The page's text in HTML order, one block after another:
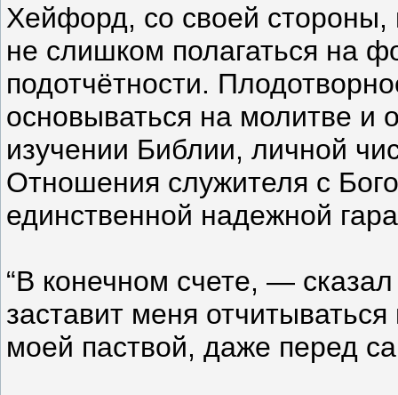
Хейфорд, со своей стороны,
не слишком полагаться на
подотчётности.
основываться на молитве и
изучении Библии, личной
Отношения служителя с
единственной надежной
“В конечном счете, —
заставит меня
моей паствой, даже перед